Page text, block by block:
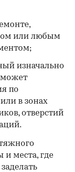
или любым
изначально
может
по
в зонах
отверстий
и места, где